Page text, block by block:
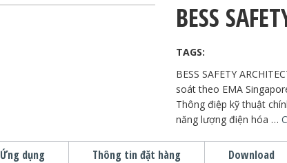
BESS
TAGS:
BESS SAFETY
soát theo EMA
Thông điệp kỹ thuật
năng lượng điện hóa …
Ứng dụng Thông tin đặt hàng Download